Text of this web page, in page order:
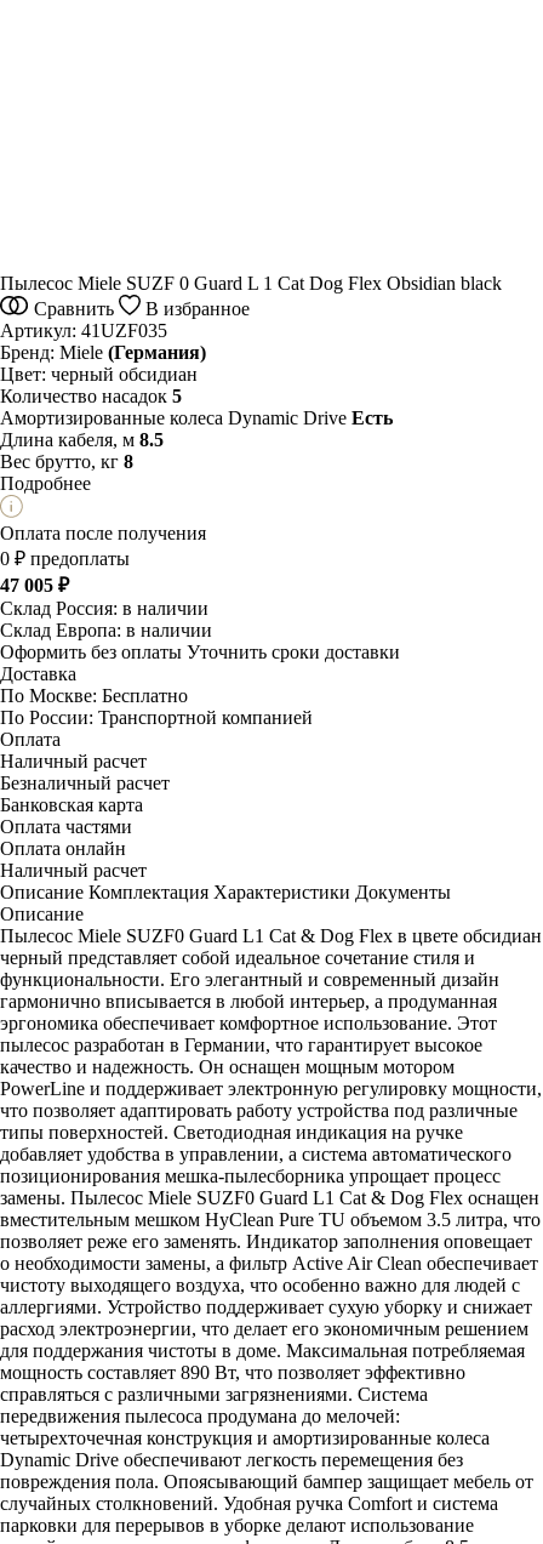
Пылесос Miele SUZF 0 Guard L 1 Cat Dog Flex Obsidian black
Сравнить
В избранное
Артикул: 41UZF035
Бренд: Miele (Германия)
Цвет: черный обсидиан
Количество насадок 5
Амортизированные колеса Dynamic Drive Есть
Длина кабеля, м 8.5
Вес брутто, кг 8
Подробнее
Оплата после получения
0 ₽ предоплаты
47 005 ₽
Склад Россия: в наличии
Склад Европа: в наличии
Оформить без оплаты Уточнить сроки доставки
Доставка
По Москве: Бесплатно
По России: Транспортной компанией
Оплата
Наличный расчет
Безналичный расчет
Банковская карта
Оплата частями
Оплата онлайн
Наличный расчет
Описание Комплектация Характеристики Документы
Описание
Пылесос Miele SUZF0 Guard L1 Cat & Dog Flex в цвете обсидиан
черный представляет собой идеальное сочетание стиля и
функциональности. Его элегантный и современный дизайн
гармонично вписывается в любой интерьер, а продуманная
эргономика обеспечивает комфортное использование. Этот
пылесос разработан в Германии, что гарантирует высокое
качество и надежность. Он оснащен мощным мотором
PowerLine и поддерживает электронную регулировку мощности,
что позволяет адаптировать работу устройства под различные
типы поверхностей. Светодиодная индикация на ручке
добавляет удобства в управлении, а система автоматического
позиционирования мешка-пылесборника упрощает процесс
замены. Пылесос Miele SUZF0 Guard L1 Cat & Dog Flex оснащен
вместительным мешком HyClean Pure TU объемом 3.5 литра, что
позволяет реже его заменять. Индикатор заполнения оповещает
о необходимости замены, а фильтр Active Air Clean обеспечивает
чистоту выходящего воздуха, что особенно важно для людей с
аллергиями. Устройство поддерживает сухую уборку и снижает
расход электроэнергии, что делает его экономичным решением
для поддержания чистоты в доме. Максимальная потребляемая
мощность составляет 890 Вт, что позволяет эффективно
справляться с различными загрязнениями. Система
передвижения пылесоса продумана до мелочей:
четырехточечная конструкция и амортизированные колеса
Dynamic Drive обеспечивают легкость перемещения без
повреждения пола. Опоясывающий бампер защищает мебель от
случайных столкновений. Удобная ручка Comfort и система
парковки для перерывов в уборке делают использование